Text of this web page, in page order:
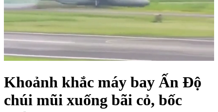
Khoảnh khắc máy bay Ấn Độ
chúi mũi xuống bãi cỏ, bốc